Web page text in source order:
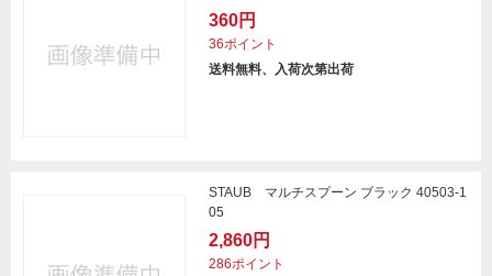
360円
36ポイント
送料無料、入荷次第出荷
STAUB マルチスプーン ブラック 40503-1
05
2,860円
286ポイント